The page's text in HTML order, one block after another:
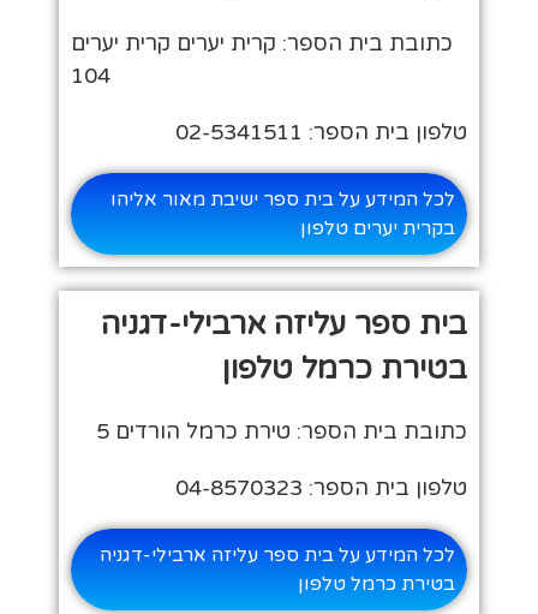
כתובת בית הספר: קרית יערים קרית יערים
104
טלפון בית הספר: 02-5341511
לכל המידע על בית ספר ישיבת מאור אליהו
בקרית יערים טלפון
בית ספר עליזה ארבילי-דגניה
בטירת כרמל טלפון
כתובת בית הספר: טירת כרמל הורדים 5
טלפון בית הספר: 04-8570323
לכל המידע על בית ספר עליזה ארבילי-דגניה
בטירת כרמל טלפון